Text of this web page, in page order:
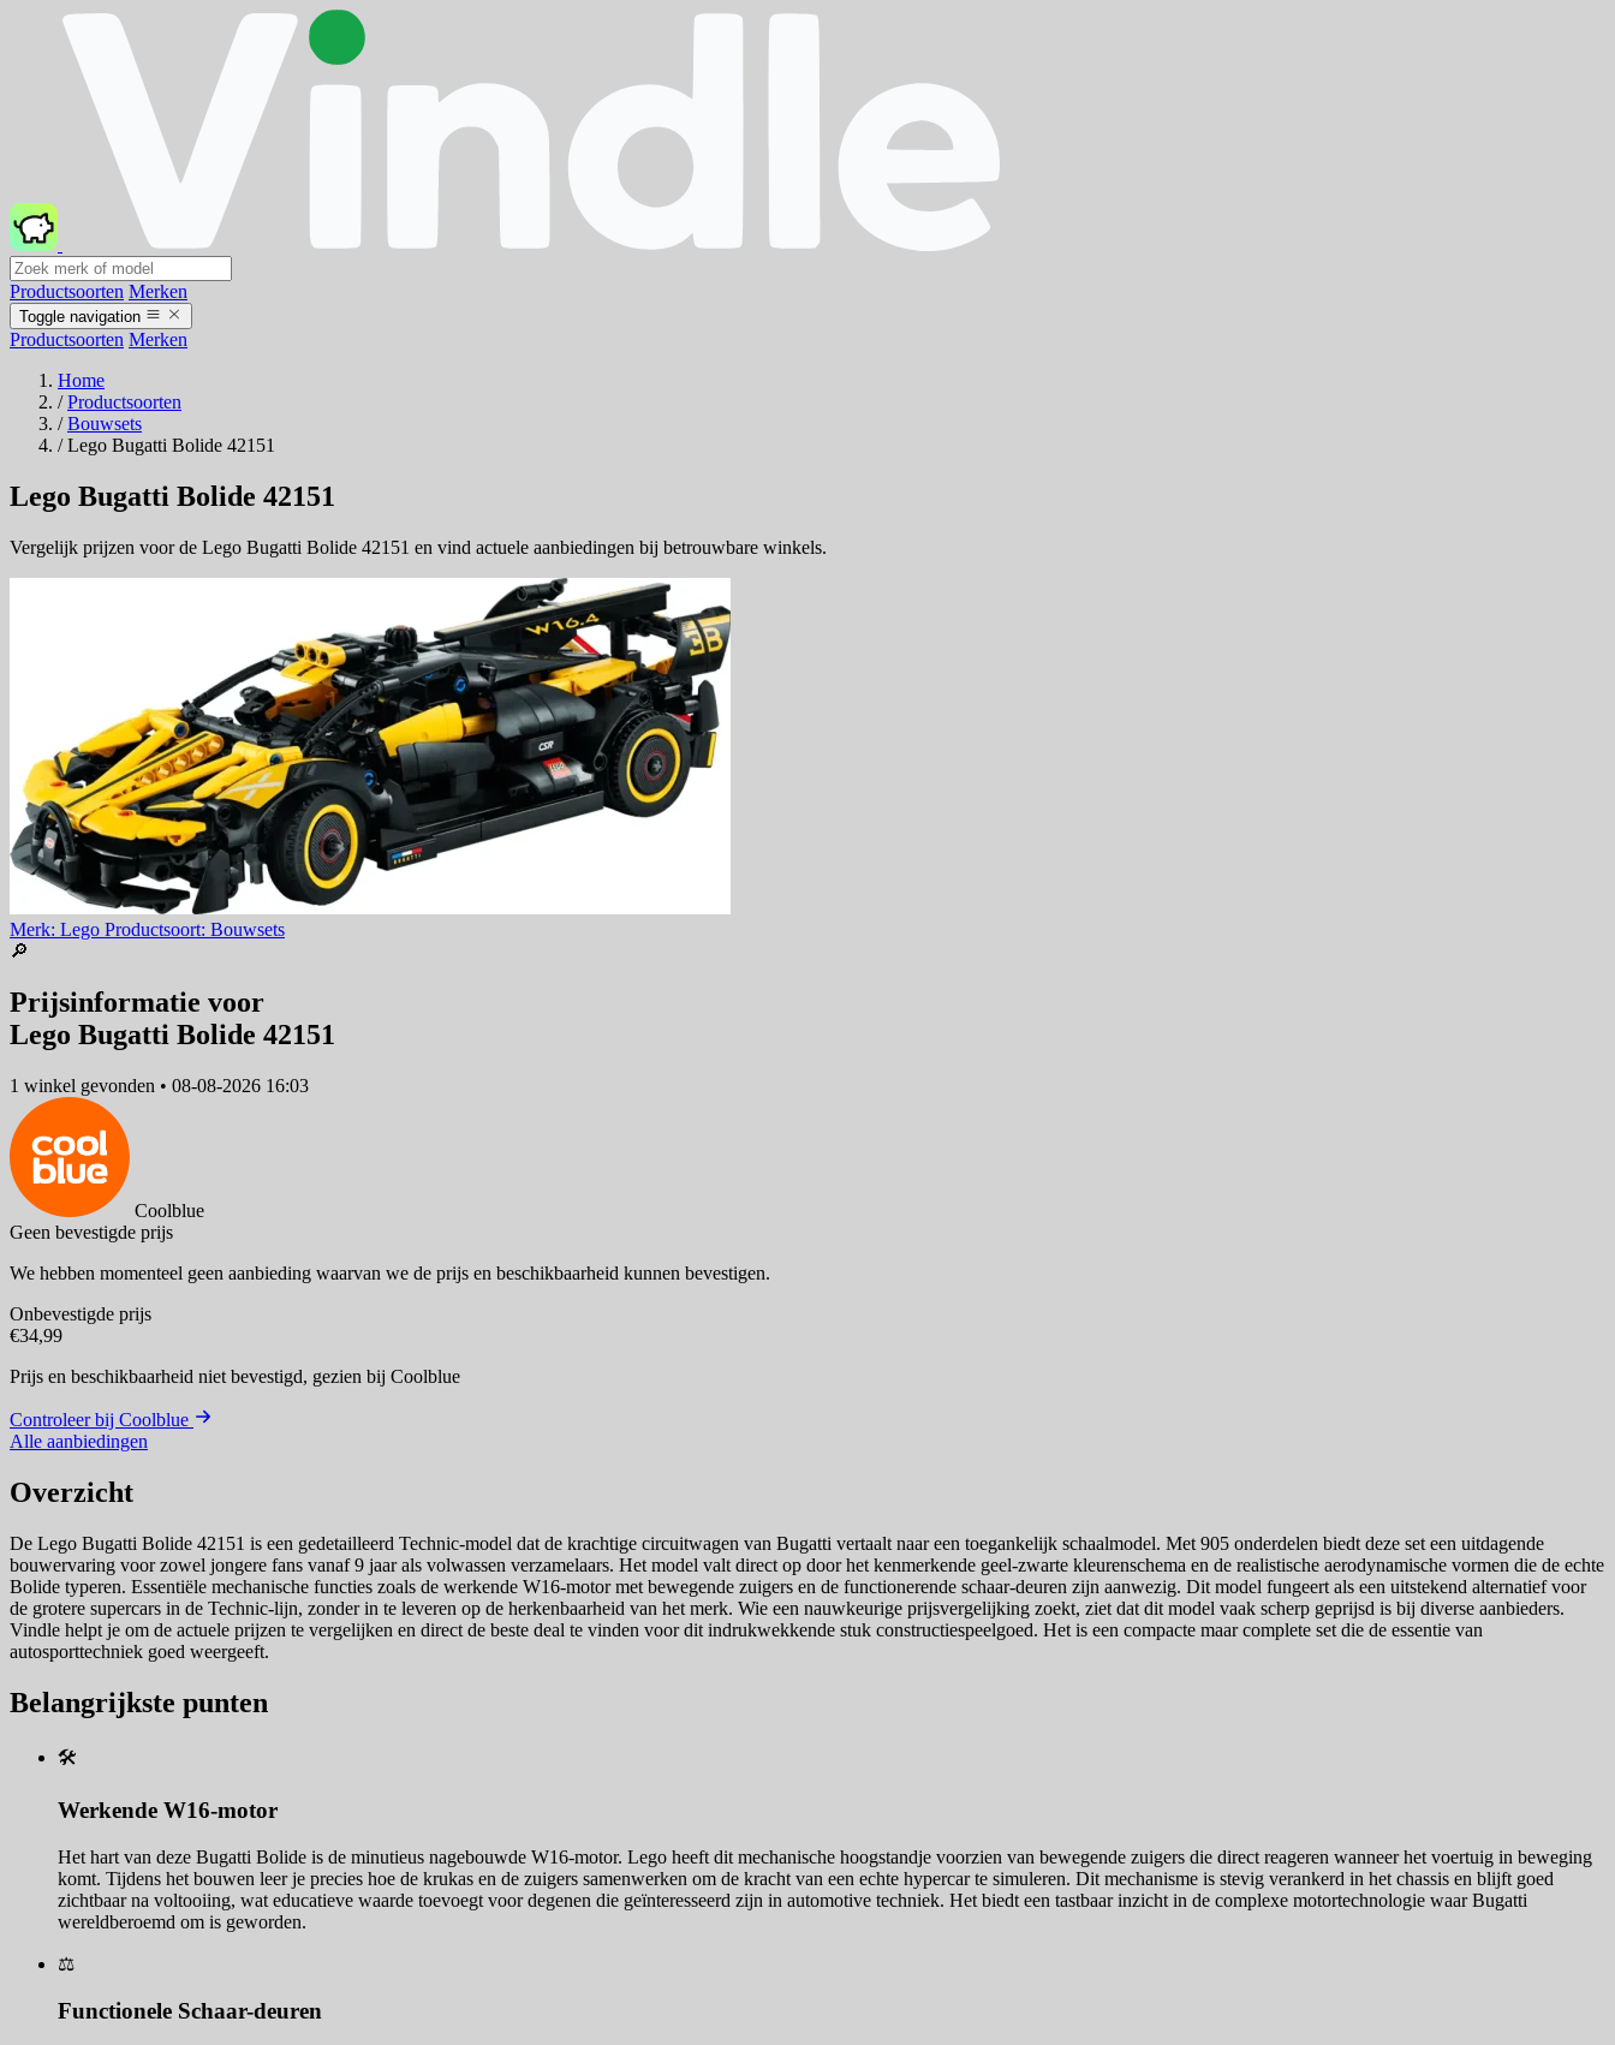
Productsoorten Merken
Toggle navigation
Productsoorten Merken
Home
/ Productsoorten
/ Bouwsets
/ Lego Bugatti Bolide 42151
Lego Bugatti Bolide 42151
Vergelijk prijzen voor de Lego Bugatti Bolide 42151 en vind actuele aanbiedingen bij betrouwbare winkels.
Merk: Lego Productsoort: Bouwsets
🔎
Prijsinformatie voor
Lego Bugatti Bolide 42151
1 winkel gevonden • 08-08-2026 16:03
Coolblue
Geen bevestigde prijs
We hebben momenteel geen aanbieding waarvan we de prijs en beschikbaarheid kunnen bevestigen.
Onbevestigde prijs
€34,99
Prijs en beschikbaarheid niet bevestigd, gezien bij Coolblue
Controleer bij Coolblue
Alle aanbiedingen
Overzicht
De Lego Bugatti Bolide 42151 is een gedetailleerd Technic-model dat de krachtige circuitwagen van Bugatti vertaalt naar een toegankelijk schaalmodel. Met 905 onderdelen biedt deze set een uitdagende
bouwervaring voor zowel jongere fans vanaf 9 jaar als volwassen verzamelaars. Het model valt direct op door het kenmerkende geel-zwarte kleurenschema en de realistische aerodynamische vormen die de echte
Bolide typeren. Essentiële mechanische functies zoals de werkende W16-motor met bewegende zuigers en de functionerende schaar-deuren zijn aanwezig. Dit model fungeert als een uitstekend alternatief voor
de grotere supercars in de Technic-lijn, zonder in te leveren op de herkenbaarheid van het merk. Wie een nauwkeurige prijsvergelijking zoekt, ziet dat dit model vaak scherp geprijsd is bij diverse aanbieders.
Vindle helpt je om de actuele prijzen te vergelijken en direct de beste deal te vinden voor dit indrukwekkende stuk constructiespeelgoed. Het is een compacte maar complete set die de essentie van
autosporttechniek goed weergeeft.
Belangrijkste punten
🛠️
Werkende W16-motor
Het hart van deze Bugatti Bolide is de minutieus nagebouwde W16-motor. Lego heeft dit mechanische hoogstandje voorzien van bewegende zuigers die direct reageren wanneer het voertuig in beweging
komt. Tijdens het bouwen leer je precies hoe de krukas en de zuigers samenwerken om de kracht van een echte hypercar te simuleren. Dit mechanisme is stevig verankerd in het chassis en blijft goed
zichtbaar na voltooiing, wat educatieve waarde toevoegt voor degenen die geïnteresseerd zijn in automotive techniek. Het biedt een tastbaar inzicht in de complexe motortechnologie waar Bugatti
wereldberoemd om is geworden.
⚖️
Functionele Schaar-deuren